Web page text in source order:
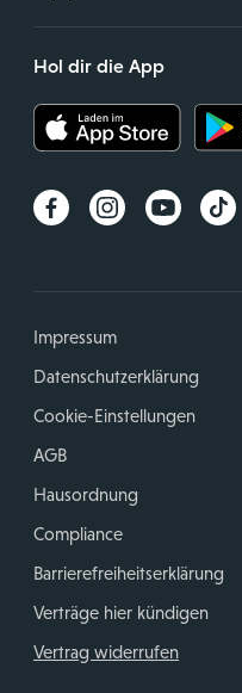
Hol dir die App
Impressum
Datenschutzerklärung
Cookie-Einstellungen
AGB
Hausordnung
Compliance
Barrierefreiheitserklärung
Verträge hier kündigen
Vertrag widerrufen